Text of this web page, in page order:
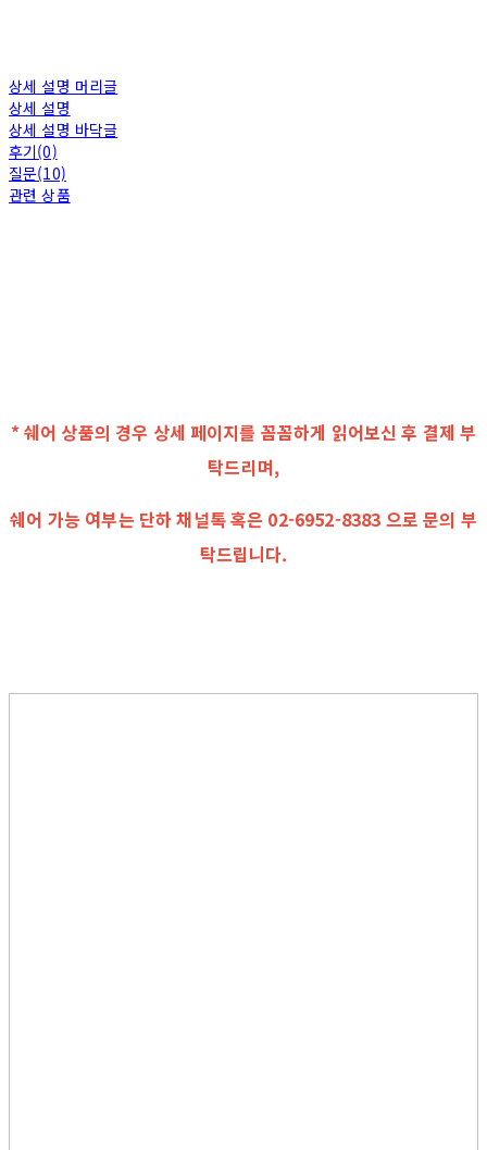
상세 설명 머리글
상세 설명
상세 설명 바닥글
후기(0)
질문(10)
관련 상품
* 쉐어 상품의 경우 상세 페이지를 꼼꼼하게 읽어보신 후 결제 부
탁드리며,
쉐어 가능 여부는 단하 채널톡 혹은 02-6952-8383 으로 문의 부
탁드립니다.